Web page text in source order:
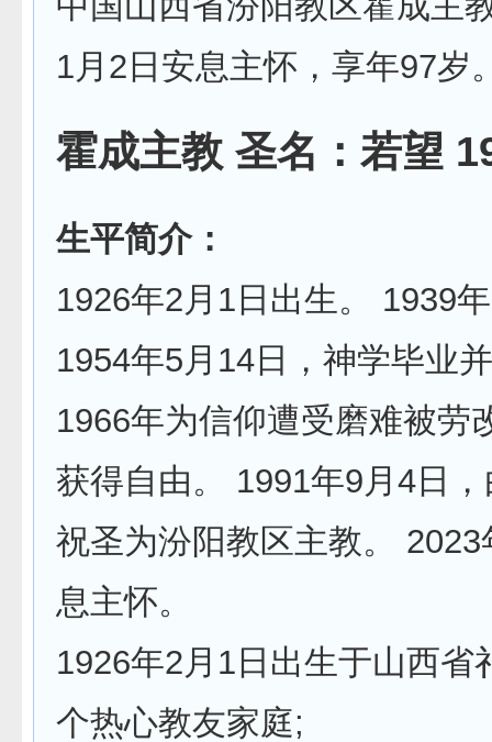
1月2日安息主怀，享年97岁
霍成主教 圣名：若望
生平简介：
1926年2月1日出生。 1939
1954年5月14日，神学毕业
1966年为信仰遭受磨难被劳
获得自由。 1991年9月4日
祝圣为汾阳教区主教。 2023
息主怀。
1926年2月1日出生于山西省
个热心教友家庭;